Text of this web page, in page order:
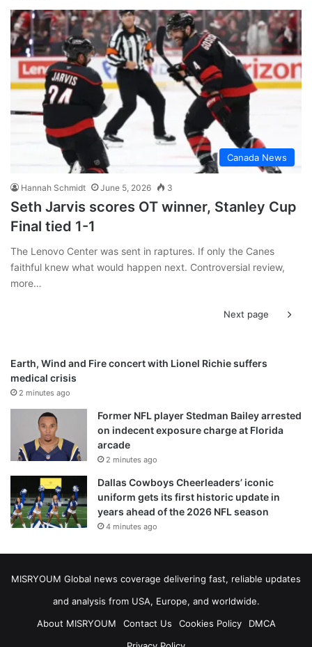
Canada News
Hannah Schmidt June 5, 2026 3
Seth Jarvis scores OT winner, Stanley Cup
Final tied 1-1
The Lenovo Center was sent in raptures. If only the Canes
faithful knew what would happen next. Controversial review,
more…
Next page
Earth, Wind and Fire concert with Lionel Richie suffers
medical crisis
2 minutes ago
Former NFL player Stedman Bailey arrested
on indecent exposure charge at Florida
arcade
2 minutes ago
Dallas Cowboys Cheerleaders’ iconic
uniform gets its first historic update in
years ahead of the 2026 NFL season
4 minutes ago
MISRYOUM Global news coverage delivering fast, reliable updates
and analysis from USA, Europe, and worldwide.
About MISRYOUM
Contact Us Cookies Policy
DMCA